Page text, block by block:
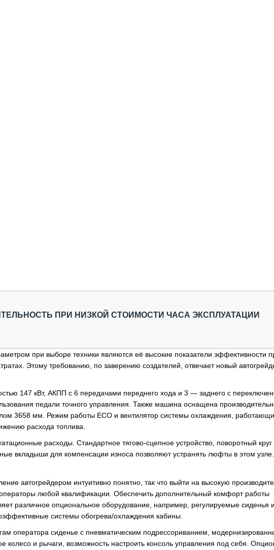
ПРИ НИЗКОЙ СТОИМОСТИ ЧАСА ЭКСПЛУАТАЦИИ
при выборе техники являются её высокие показатели эффективности
Этому требованию, по заверению создателей, отвечает новый
147 кВт, АКПП с 6 передачами переднего хода и 3 — заднего с
педали точного управления. Также машина оснащена
3658 мм. Режим работы ЕСО и вентилятор системы охлаждения,
расхода топлива.
расходы. Стандартное тягово-сцепное устройство, поворотный круг
вкладыши для компенсации износа позволяют устранять люфты в этом узле.
автогрейдером интуитивно понятно, так что выйти на высокую
любой квалификации. Обеспечить дополнительный комфорт работы
различное опциональное оборудование, например, регулируемые сиденья и
системы обогрева/охлаждения кабины.
оператора сиденье с пневматическим подрессориванием,
колесо и рычаги, возможность настроить консоль управления под себя.